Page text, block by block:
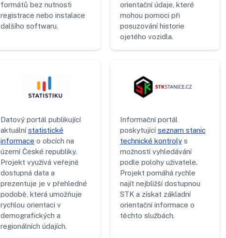
formátů bez nutnosti
registrace nebo instalace
dalšího softwaru.
orientační údaje, které
mohou pomoci při
posuzování historie
ojetého vozidla.
Datový portál publikující
aktuální statistické
informace o obcích na
území České republiky.
Projekt využívá veřejně
dostupná data a
prezentuje je v přehledné
podobě, která umožňuje
rychlou orientaci v
demografických a
regionálních údajích.
Informační portál
poskytující seznam stanic
technické kontrolys
možností vyhledávání
podle polohy uživatele.
Projekt pomáhá rychle
najít nejbližší dostupnou
STK a získat základní
orientační informace o
těchto službách.